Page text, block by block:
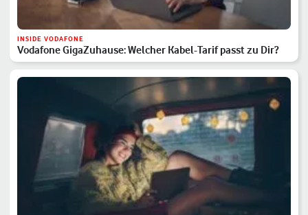
INSIDE VODAFONE
Vodafone GigaZuhause: Welcher Kabel-Tarif passt zu Dir?